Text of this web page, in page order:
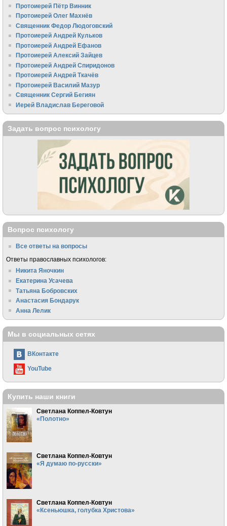
Протоиерей Пётр Винник
Протоиерей Олег Махнёв
Священник Федор Людоговский
Протоиерей Андрей Кульков
Протоиерей Андрей Ефанов
Протоиерей Алексий Зайцев
Протоиерей Андрей Спиридонов
Протоиерей Андрей Ткачёв
Протоиерей Василий Мазур
Священник Сергий Бегиян
Иерей Владислав Береговой
Задать вопрос психологу
Вопрос психологу
Все ответы на вопросы
Ответы православных психологов:
Никита Яночкин
Екатерина Усачева
Татьяна Бобровских
Анастасия Бондарук
Анна Лелик
Мы в социальных сетях
ВКонтакте
YouTube
Купить наши книги
Светлана Коппел-Ковтун
«Полотно»
Светлана Коппел-Ковтун
«Я думаю по-русски»
Светлана Коппел-Ковтун
«Ксеньюшка, голубка Христова»